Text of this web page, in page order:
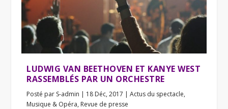
LUDWIG VAN BEETHOVEN ET KANYE WEST
RASSEMBLÉS PAR UN ORCHESTRE
Posté par S-admin | 18 Déc, 2017 |Actus du spectacle,
Musique & Opéra, Revue de presse